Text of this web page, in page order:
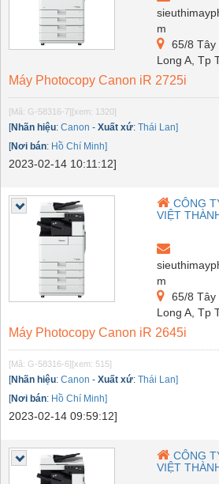
m
65/8
Long A, Tp
Máy Photocopy Canon iR 2725i
[Mã: G-58316-7] [xem: 1320]
[Nhãn hiệu: Canon - Xuất xứ: Thái Lan]
[Nơi bán: Hồ Chí Minh]
2023-02-14 10:11:12]
CÔNG
VIỆT
m
65/8
Long A, Tp
Máy Photocopy Canon iR 2645i
[Mã: G-58316-6] [xem: 515]
[Nhãn hiệu: Canon - Xuất xứ: Thái Lan]
[Nơi bán: Hồ Chí Minh]
2023-02-14 09:59:12]
CÔNG
VIỆT